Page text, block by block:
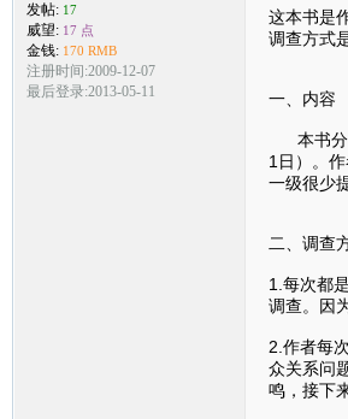
发帖: 17
威望: 17 点
金钱: 170 RMB
注册时间:2009-12-07
最后登录:2013-05-11
这本书是
调查方式
一、内容
本书分
1日）。
一级很少
二、调查
1.每次都
调查。因
2.作者每
众关系问
鸣，接下